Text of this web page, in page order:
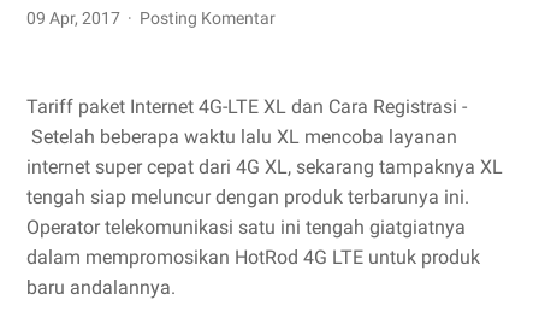
09 Apr, 2017 Posting Komentar
Tariff paket Internet 4G-LTE XL dan Cara Registrasi -
Setelah beberapa waktu lalu XL mencoba layanan
internet super cepat dari 4G XL, sekarang tampaknya XL
tengah siap meluncur dengan produk terbarunya ini.
Operator telekomunikasi satu ini tengah giat­giatnya
dalam mempromosikan HotRod 4G LTE untuk produk
baru andalannya.